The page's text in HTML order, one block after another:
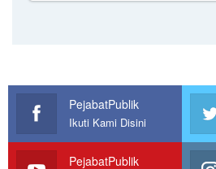
PejabatPublik
Ikuti Kami Disini
PejabatPublik